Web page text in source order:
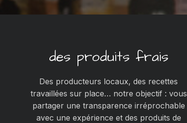
des produits frais
Des producteurs locaux, des recettes
travaillées sur place… notre objectif : vous
partager une transparence irréprochable
avec une expérience et des produits de